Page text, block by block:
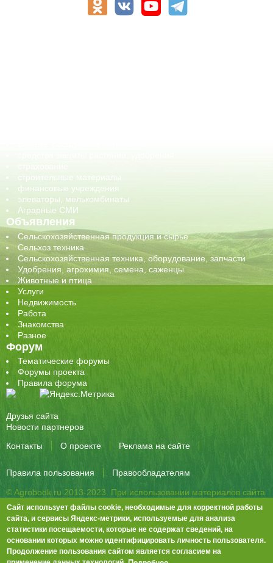
строительные материалы
финансовые учреждения
элеваторы, мелькомбинаты
Аграрные СМИ
Объявления
Сельскохозяйственная продукция и сырье
Сельхоз техника
Сельскохозяйственная техника, оборудование, запчасти
Удобрения, агрохимия, семена, саженцы
Животные и птица
Услуги
Недвижимость
Работа
Знакомства
Разное
Форум
Тематические форумы
Форумы проекта
Правила форума
Друзья сайта
Новости партнеров
Контакты
О проекте Реклама на сайте
Правила пользования
Правообладателям
© Agrobook.ru 2013-2023. При использовании материалов сайта
активная ссылка на публикацию обязательна.
344000, Ростов-на-Дону, ул. Города Волос, д.6, 8 этаж, офис 803
Тел./факс: +7 (863) 282-83-13 e-mail:info@agrobook.ru
Возрастная категория сайта: 16+. Объявления на сайте не
премодерируются.Положение о защите персональных данных
Сайт использует файлы cookie, необходимые для корректной работы
сайта, и сервисы Яндекс-метрики, используемые для анализа
статистики посещаемости, которые не содержат сведений, на
основании которых можно идентифицировать личность пользователя.
Продолжение пользования сайтом является согласием на